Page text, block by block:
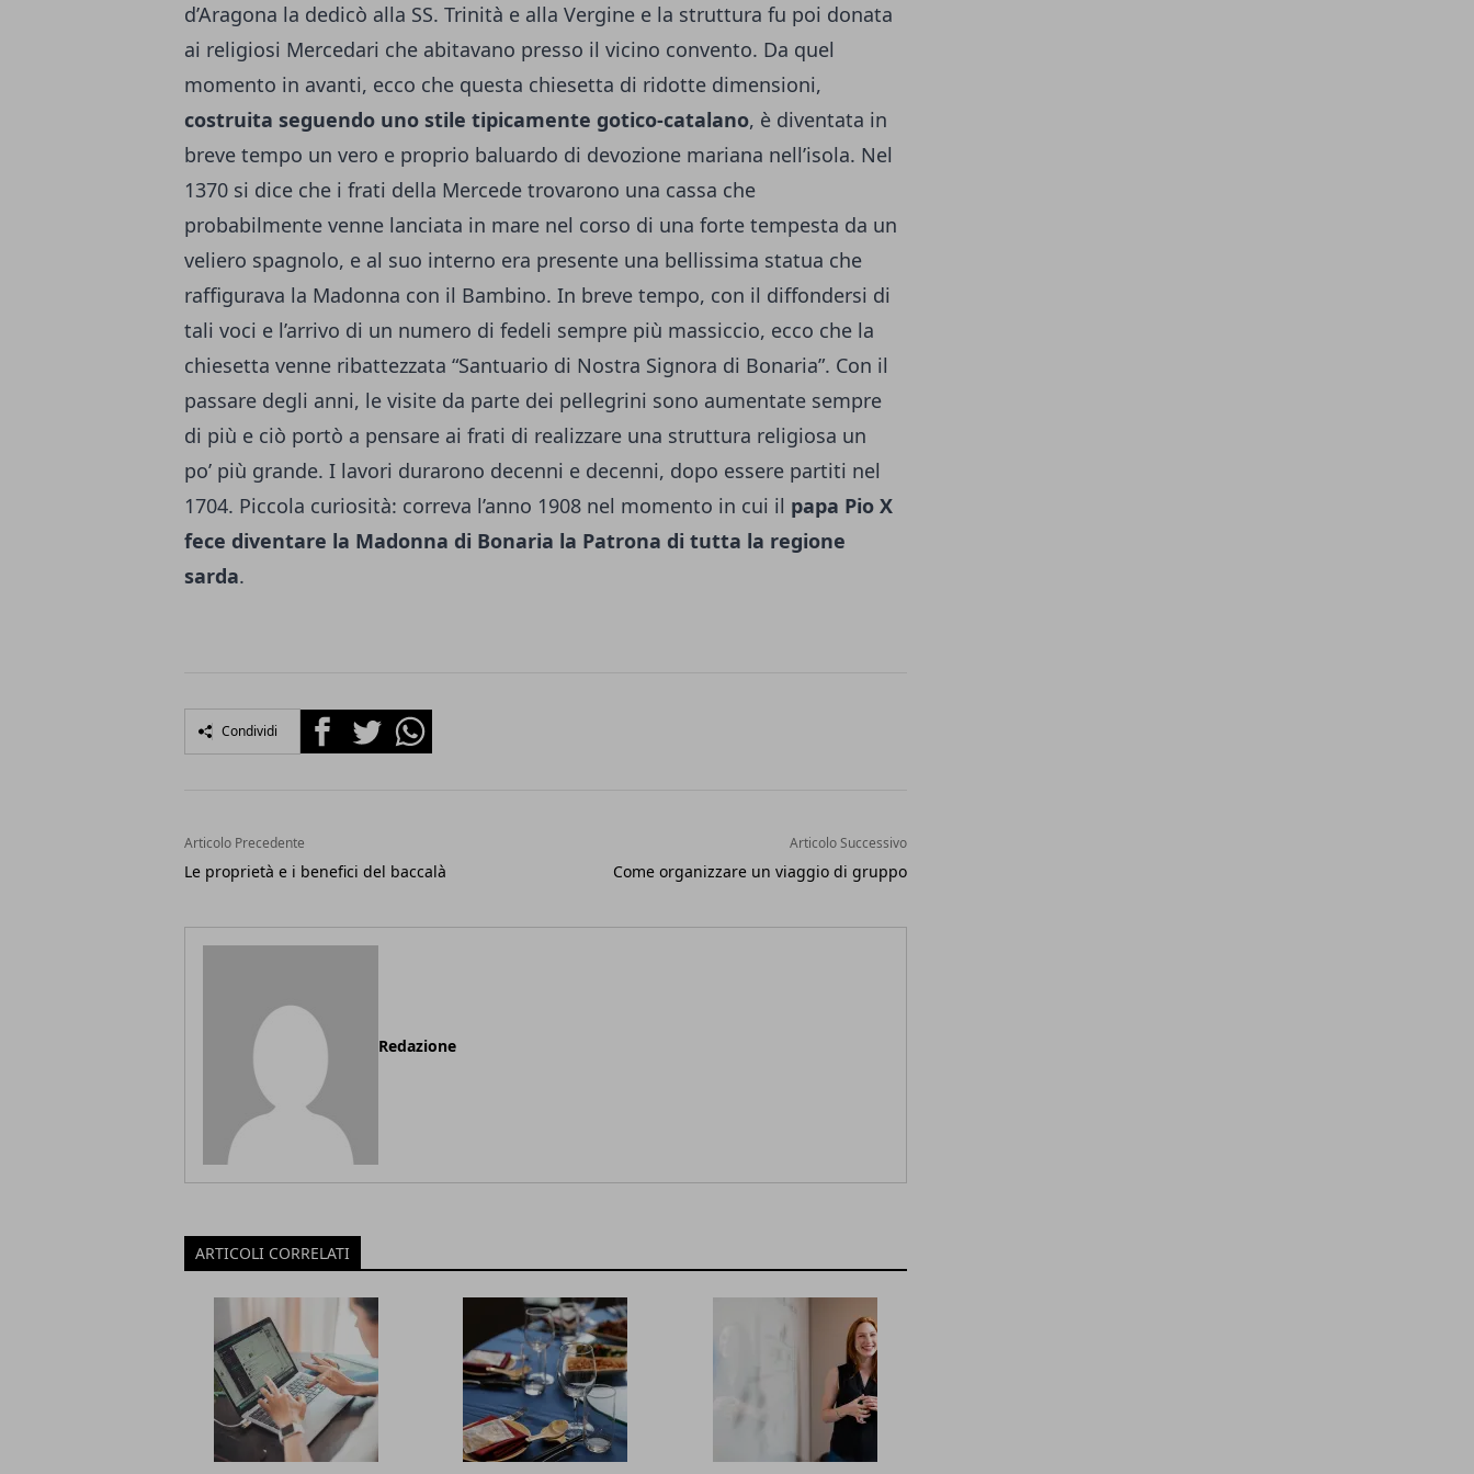
d’Aragona la dedicò alla SS. Trinità e alla Vergine e la struttura fu poi donata
ai religiosi Mercedari che abitavano presso il vicino convento. Da quel
momento in avanti, ecco che questa chiesetta di ridotte dimensioni,
costruita seguendo uno stile tipicamente gotico-catalano, è diventata in
breve tempo un vero e proprio baluardo di devozione mariana nell’isola. Nel
1370 si dice che i frati della Mercede trovarono una cassa che
probabilmente venne lanciata in mare nel corso di una forte tempesta da un
veliero spagnolo, e al suo interno era presente una bellissima statua che
raffigurava la Madonna con il Bambino. In breve tempo, con il diffondersi di
tali voci e l’arrivo di un numero di fedeli sempre più massiccio, ecco che la
chiesetta venne ribattezzata “Santuario di Nostra Signora di Bonaria”. Con il
passare degli anni, le visite da parte dei pellegrini sono aumentate sempre
di più e ciò portò a pensare ai frati di realizzare una struttura religiosa un
po’ più grande. I lavori durarono decenni e decenni, dopo essere partiti nel
1704. Piccola curiosità: correva l’anno 1908 nel momento in cui il papa Pio X
fece diventare la Madonna di Bonaria la Patrona di tutta la regione
sarda.
Condividi FacebookTwitterWhatsapp
Articolo Precedente
Le proprietà e i benefici del baccalà
Articolo Successivo
Come organizzare un viaggio di gruppo
Redazione
ARTICOLI CORRELATI